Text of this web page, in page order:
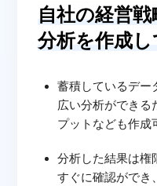
自社の経営
分析を作成
蓄積しているデー
広い分析ができる
プットなども作成
分析した結果は権
すぐに確認ができ